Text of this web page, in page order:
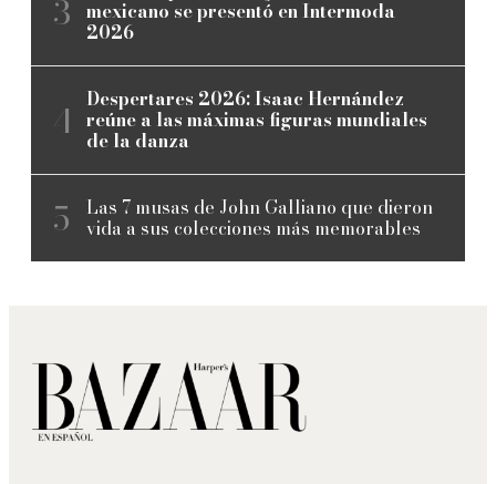
mexicano se presentó en Intermoda
2026
Despertares 2026: Isaac Hernández
reúne a las máximas figuras mundiales
de la danza
Las 7 musas de John Galliano que dieron
vida a sus colecciones más memorables